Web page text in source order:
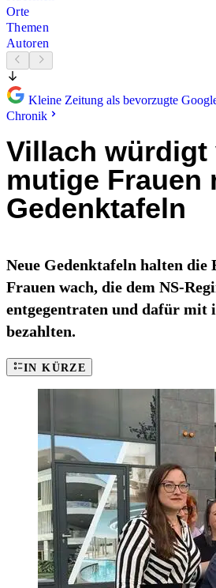
Orte
Themen
Autoren
Kleine Zeitung als bevorzugte
Chronik
Villach würdigt
mutige Frauen
Gedenktafeln
Neue Gedenktafeln halten
Frauen wach, die dem NS-
entgegentraten und dafür mit
bezahlten.
IN KÜRZE